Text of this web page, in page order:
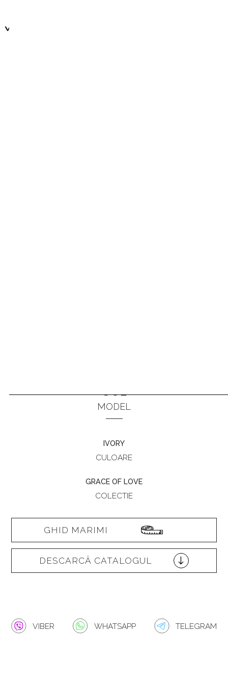
MODEL
801
COLECTIE
GRACE OF LOVE
CULOARE
IVORY
GHID MARIMI
DESCARCĂ CATALOGUL
VIBER WHATSAPP TELEGRAM